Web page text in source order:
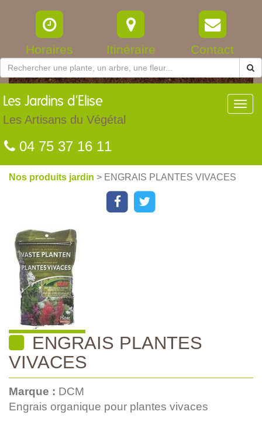
Horaires Itinéraire Contact
Les Jardins d'Elise
Les Artisans du Végétal
04 75 37 16 11
Nos produits jardin > ENGRAIS PLANTES VIVACES
ENGRAIS PLANTES
VIVACES
Marque : DCM
Engrais organique pour plantes vivaces